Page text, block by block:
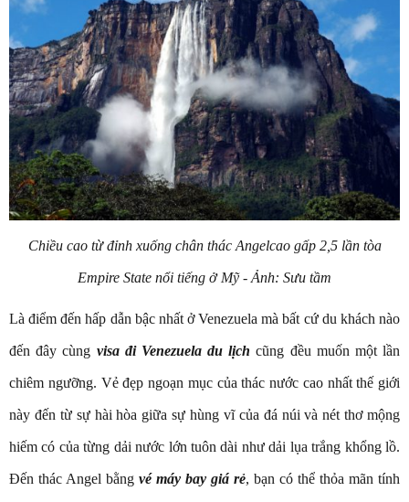
Chiều cao từ đỉnh xuống chân thác Angelcao gấp 2,5 lần tòa
Empire State nổi tiếng ở Mỹ - Ảnh: Sưu tầm
Là điểm đến hấp dẫn bậc nhất ở Venezuela mà bất cứ du khách nào
đến đây cùng visa đi Venezuela du lịch cũng đều muốn một lần
chiêm ngưỡng. Vẻ đẹp ngoạn mục của thác nước cao nhất thế giới
này đến từ sự hài hòa giữa sự hùng vĩ của đá núi và nét thơ mộng
hiếm có của từng dải nước lớn tuôn dài như dải lụa trắng khổng lồ.
Đến thác Angel bằng vé máy bay giá rẻ, bạn có thể thỏa mãn tính